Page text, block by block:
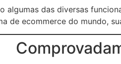
algumas das diversas
de ecommerce do mundo,